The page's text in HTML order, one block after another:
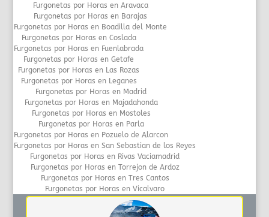
Furgonetas por Horas en Aravaca
Furgonetas por Horas en Barajas
Furgonetas por Horas en Boadilla del Monte
Furgonetas por Horas en Coslada
Furgonetas por Horas en Fuenlabrada
Furgonetas por Horas en Getafe
Furgonetas por Horas en Las Rozas
Furgonetas por Horas en Leganes
Furgonetas por Horas en Madrid
Furgonetas por Horas en Majadahonda
Furgonetas por Horas en Mostoles
Furgonetas por Horas en Parla
Furgonetas por Horas en Pozuelo de Alarcon
Furgonetas por Horas en San Sebastian de los Reyes
Furgonetas por Horas en Rivas Vaciamadrid
Furgonetas por Horas en Torrejon de Ardoz
Furgonetas por Horas en Tres Cantos
Furgonetas por Horas en Vicalvaro